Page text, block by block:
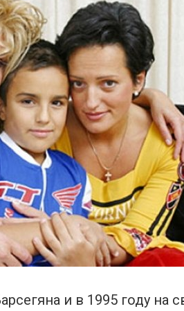
и в 1995 году на